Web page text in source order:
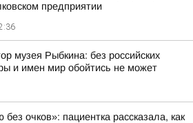
предприятии
музея Рыбкина: без российских
и имен мир обойтись не может
без очков»: пациентка рассказала, как